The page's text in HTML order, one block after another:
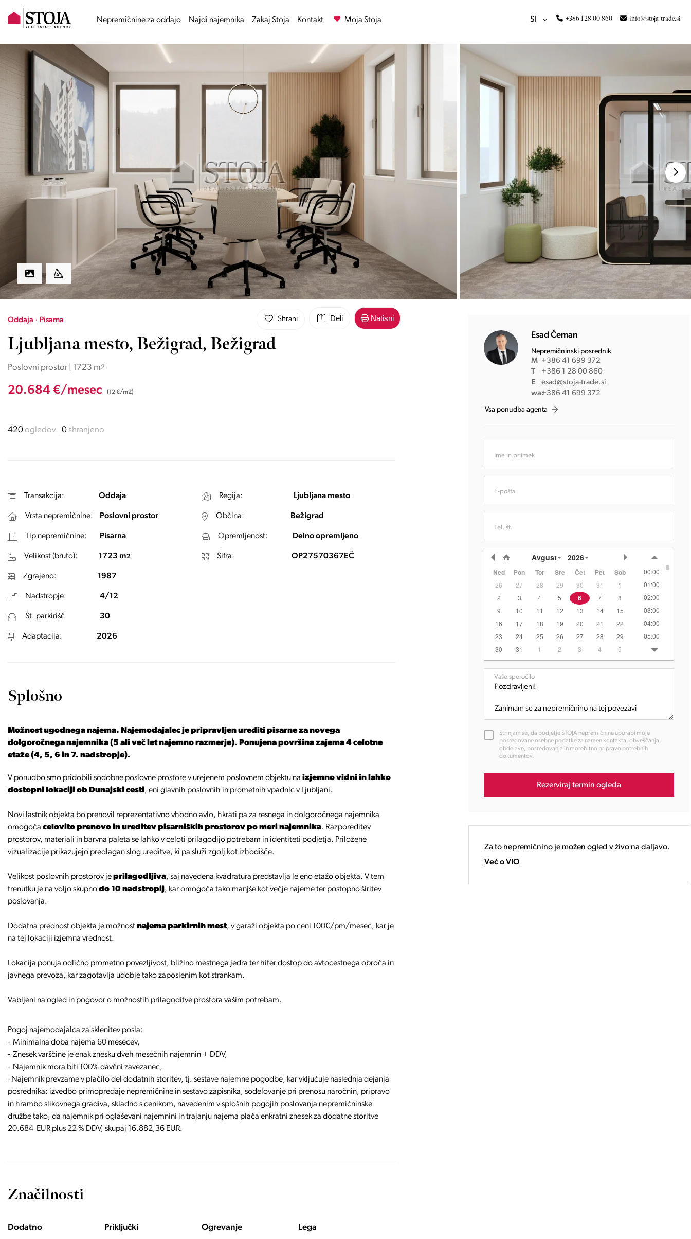
Nepremičnine za oddajo Najdi najemnika Zakaj Stoja Kontakt Moja Stoja SI +386 1 28 00 860 info@stoja-trade.si
Shrani Deli Natisni
Oddaja · Pisarna
Ljubljana mesto, Bežigrad, Bežigrad
Poslovni prostor | 1723 m2
20.684 €/mesec (12 €/m2)
420ogledov 0shranjeno
Esad Čeman
Nepremičninski posrednik
M +386 41 699 372
T
+386 1 28 00 860
E
esad@stoja-trade.si
wa:+386 41 699 372
Vsa ponudba agenta
Ime in priimek
E-pošta
Tel. št.
Avgust 2026
Ned Pon Tor Sre Čet Pet Sob
26 27 28 29 30 31
1
2
3 4 5 6 7
8
9
10 11 12 13 14
15
16
17 18 19 20 21
22
23
24 25 26 27 28
29
30
31 1 2 3 4 5
00:00
01:00
02:00
03:00
04:00
05:00
06:00
07:00
13:00
14:00
20:00
Vaše sporočilo
Strinjam se, da podjetje STOJA nepremičnine uporabi moje
posredovane osebne podatke za namen kontakta, obveščanja,
obdelave, posredovanja in morebitno pripravo potrebnih
dokumentov.
Rezerviraj termin ogleda
Za to nepremičnino je možen ogled v živo na daljavo.
Več o VIO
Transakcija: Oddaja
Vrsta nepremičnine: Poslovni prostor
Tip nepremičnine: Pisarna
Velikost (bruto): 1723 m2
Zgrajeno: 1987
Nadstropje: 4/12
Št. parkirišč 30
Adaptacija: 2026
Regija: Ljubljana mesto
Občina: Bežigrad
Opremljenost: Delno opremljeno
Šifra: OP27570367EČ
Splošno
Možnost ugodnega najema. Najemodajalec je pripravljen urediti pisarne za novega
dolgoročnega najemnika (5 ali več let najemno razmerje). Ponujena površina zajema 4 celotne
etaže (4, 5, 6 in 7. nadstropje).
V ponudbo smo pridobili sodobne poslovne prostore v urejenem poslovnem objektu na izjemno vidni in lahko
dostopni lokaciji ob Dunajski cesti, eni glavnih poslovnih in prometnih vpadnic v Ljubljani.
Novi lastnik objekta bo prenovil reprezentativno vhodno avlo, hkrati pa za resnega in dolgoročnega najemnika
omogoča celovito prenovo in ureditev pisarniških prostorov po meri najemnika. Razporeditev
prostorov, materiali in barvna paleta se lahko v celoti prilagodijo potrebam in identiteti podjetja. Priložene
vizualizacije prikazujejo predlagan slog ureditve, ki pa služi zgolj kot izhodišče.
Velikost poslovnih prostorov jeprilagodljiva, saj navedena kvadratura predstavlja le eno etažo objekta. V tem
trenutku je na voljo skupnodo 10 nadstropij, kar omogoča tako manjše kot večje najeme ter postopno širitev
poslovanja.
Dodatna prednost objekta je možnostnajema parkirnih mest, v garaži objekta po ceni 100€/pm/mesec, kar je
na tej lokaciji izjemna vrednost.
Lokacija ponuja odlično prometno povezljivost, bližino mestnega jedra ter hiter dostop do avtocestnega obroča in
javnega prevoza, kar zagotavlja udobje tako zaposlenim kot strankam.
Vabljeni na ogled in pogovor o možnostih prilagoditve prostora vašim potrebam.
Pogoj najemodajalca za sklenitev posla:
- Minimalna doba najema 60 mesecev,
- Znesek varščine je enak znesku dveh mesečnih najemnin + DDV,
- Najemnik mora biti 100% davčni zavezanec,
- Najemnik prevzame v plačilo del dodatnih storitev, tj. sestave najemne pogodbe, kar vključuje naslednja dejanja
posrednika: izvedbo primopredaje nepremičnine in sestavo zapisnika, sodelovanje pri prenosu naročnin, pripravo
in hrambo slikovnega gradiva, skladno s cenikom, navedenim v splošnih pogojih poslovanja nepremičninske
družbe tako, da najemnik pri oglaševani najemnini in trajanju najema plača enkratni znesek za dodatne storitve
20.684 EUR plus 22 % DDV, skupaj 16.882,36 EUR.
Značilnosti
Dodatno Priključki Ogrevanje Lega